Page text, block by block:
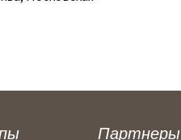
Партнеры